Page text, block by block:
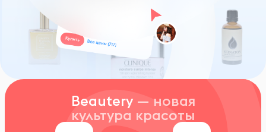
Beautery — новая
культура красоты